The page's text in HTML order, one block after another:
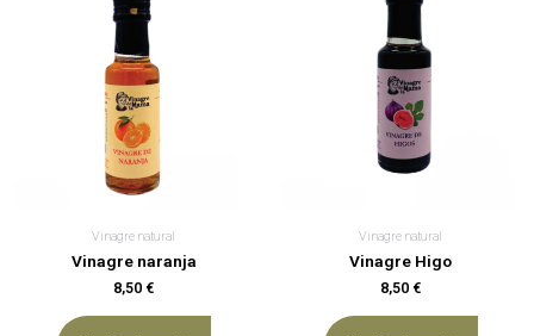
Vinagre natural
Vinagre naranja
8,50 €
Vinagre natural
Vinagre Higo
8,50 €